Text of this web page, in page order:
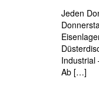
Jeden
Industrial
Ab […]